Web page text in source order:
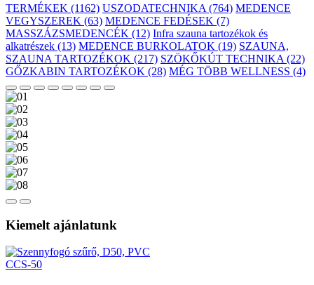
TERMÉKEK (1162) USZODATECHNIKA (764) MEDENCE
VEGYSZEREK (63) MEDENCE FEDÉSEK (7)
MASSZÁZSMEDENCÉK (12) Infra szauna tartozékok és
alkatrészek (13) MEDENCE BURKOLATOK (19) SZAUNA,
SZAUNA TARTOZÉKOK (217) SZÖKŐKÚT TECHNIKA (22)
GŐZKABIN TARTOZÉKOK (28) MÉG TÖBB WELLNESS (4)
Kiemelt ajánlatunk
CCS-50